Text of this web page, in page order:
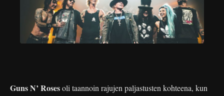
Guns N’ Rosesoli taannoin rajujen paljastusten kohteena, kun